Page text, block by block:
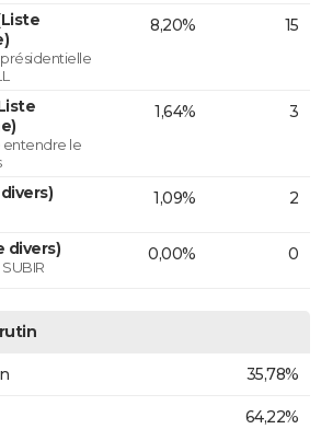
présidentielle
8,20% 15
entendre le
1,64% 3
1,09% 2
divers) 0,00% 0
35,78%
64,22%